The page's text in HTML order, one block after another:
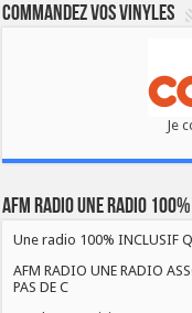
Commandez vos vinyles
Je
AFM RADIO UNE RADIO
Une radio 100% INCLUSIF
AFM RADIO UNE RADIO
PAS DE C